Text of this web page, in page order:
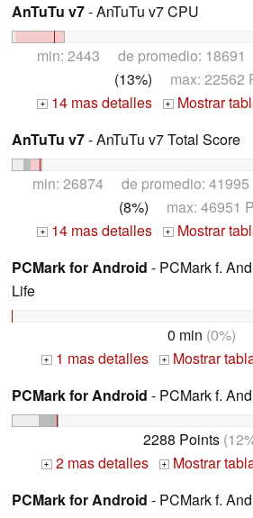
AnTuTu v7- AnTuTu v7 CPU
min: 2443 de promedio:
(13%) max: 22562
+ 14 mas detalles + Mostrar
AnTuTu v7- AnTuTu v7 Total Score
min: 26874 de promedio:
(8%) max: 46951
+ 14 mas detalles + Mostrar
PCMark for Android - PCMark f.
Life
0 min (0%)
+ 1 mas detalles +
Mostrar
PCMark for Android - PCMark f.
2288 Points
+ 2 mas detalles +
Mostrar
PCMark for Android - PCMark f.